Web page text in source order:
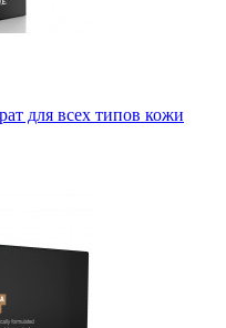
для всех типов кожи